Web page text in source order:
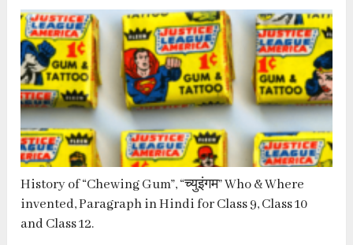
History of “Chewing Gum”, “च्युइंगम” Who & Where
invented, Paragraph in Hindi for Class 9, Class 10
and Class 12.